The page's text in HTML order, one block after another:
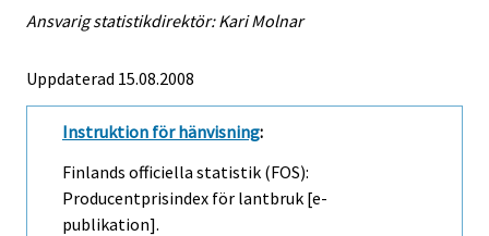
Ansvarig statistikdirektör: Kari Molnar
Uppdaterad 15.08.2008
Instruktion för hänvisning:
Finlands officiella statistik (FOS):
Producentprisindex för lantbruk [e-
publikation].